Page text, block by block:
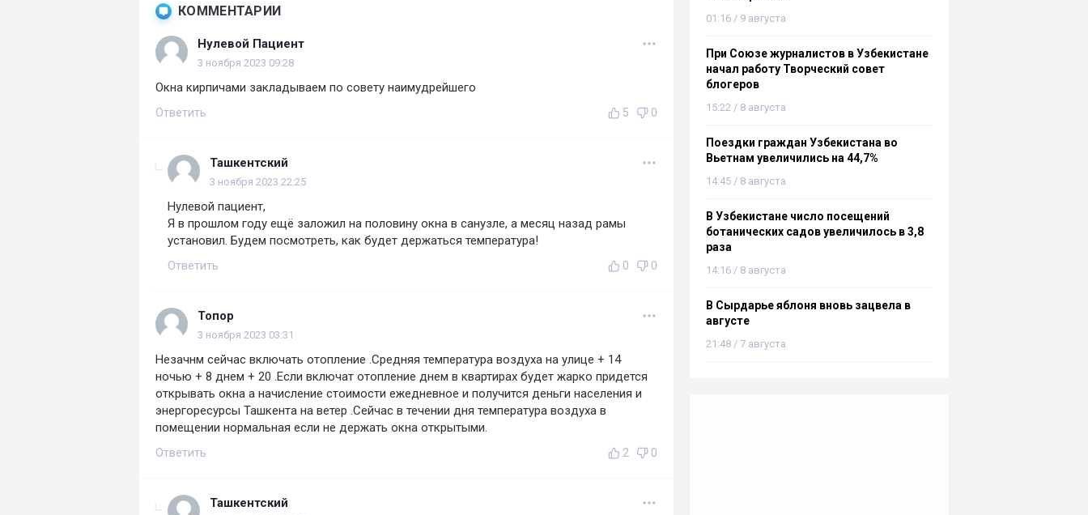
КОММЕНТАРИИ
Нулевой Пациент
3 ноября 2023 09:28
Окна кирпичами закладываем по совету наимудрейшего
Ответить 5 0
Ташкентский
3 ноября 2023 22:25
Нулевой пациент,
Я в прошлом году ещё заложил на половину окна в санузле, а месяц назад рамы
установил. Будем посмотреть, как будет держаться температура!
Ответить 0 0
Топор
3 ноября 2023 03:31
Незачнм сейчас включать отопление .Средняя температура воздуха на улице + 14
ночью + 8 днем + 20 .Если включат отопление днем в квартирах будет жарко придется
открывать окна а начисление стоимости ежедневное и получится деньги населения и
энергоресурсы Ташкента на ветер .Сейчас в течении дня температура воздуха в
помещении нормальная если не держать окна открытыми.
Ответить 2 0
Ташкентский
01:16 / 9 августа
При Союзе журналистов в Узбекистане
начал работу Творческий совет
блогеров
15:22 / 8 августа
Поездки граждан Узбекистана во
Вьетнам увеличились на 44,7%
14:45 / 8 августа
В Узбекистане число посещений
ботанических садов увеличилось в 3,8
раза
14:16 / 8 августа
В Сырдарье яблоня вновь зацвела в
августе
21:48 / 7 августа